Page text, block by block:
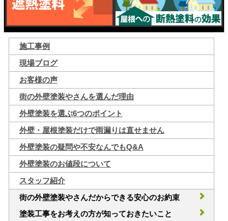
施工事例
現場ブログ
お客様の声
街の外壁塗装やさんを選んだ理由
外壁塗装を選ぶ6つのポイント
外壁・屋根塗装だけで雨漏りは直せません
外壁塗装の疑問や不安なんでもQ&A
外壁塗装のお値段について
スタッフ紹介
街の外壁塗装やさんだからできる安心のお約束
塗装工事をお考えの方が知っておきたいこと